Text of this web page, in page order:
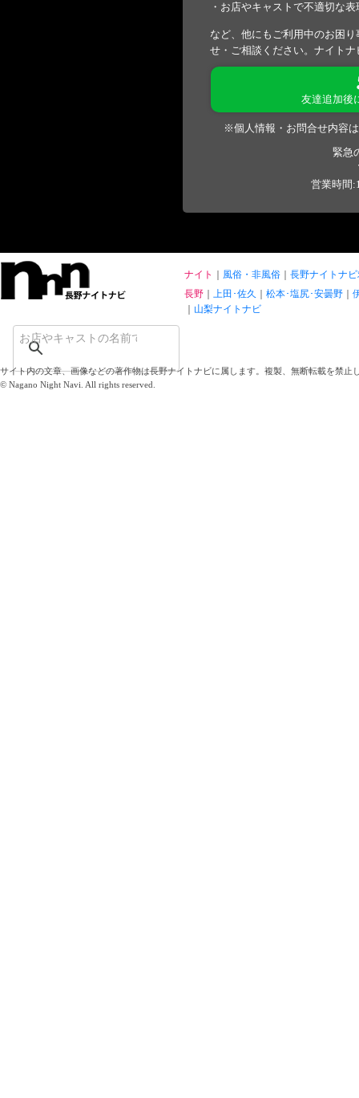
・お店やキャストで不適切な
など、他にもご利用中のお困
せ・ご相談ください。ナイト
友達追加後
※個人情報・お問合せ内容
緊急
営業時間
ナイト 風俗・非風俗
長野ナイトナ
長野
上田･佐久 松本･塩尻･安曇野
山梨ナイトナビ
サイト内の文章、画像などの著作物は長野ナイトナビに属します。複製、無断転載を禁止
© Nagano Night Navi. All rights reserved.